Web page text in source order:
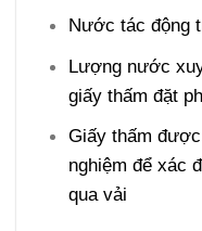
Nước tác động
Lượng nước
giấy thấm đặt
Giấy thấm
nghiệm để xác
qua vải